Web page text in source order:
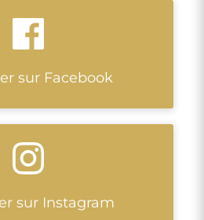
sur Facebook
sur Instagram